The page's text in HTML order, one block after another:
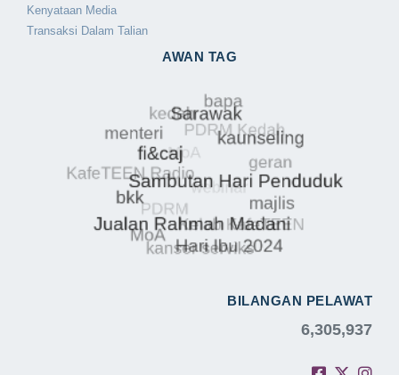
Kenyataan Media
Transaksi Dalam Talian
AWAN TAG
BILANGAN PELAWAT
6,305,937